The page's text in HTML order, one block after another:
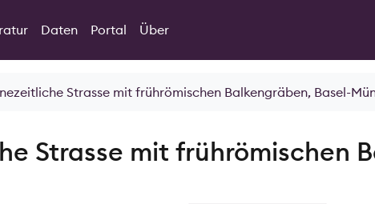
Daten Portal
Über
Strasse mit frührömischen Balkengräben, Basel-
Strasse mit frührömischen